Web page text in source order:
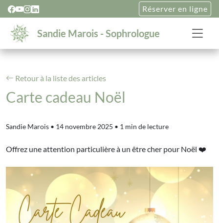
Réserver en ligne
Sandie Marois - Sophrologue
Retour à la liste des articles
Carte cadeau Noël
Sandie Marois • 14 novembre 2025 • 1 min de lecture
Offrez une attention particulière à un être cher pour Noël ❤️